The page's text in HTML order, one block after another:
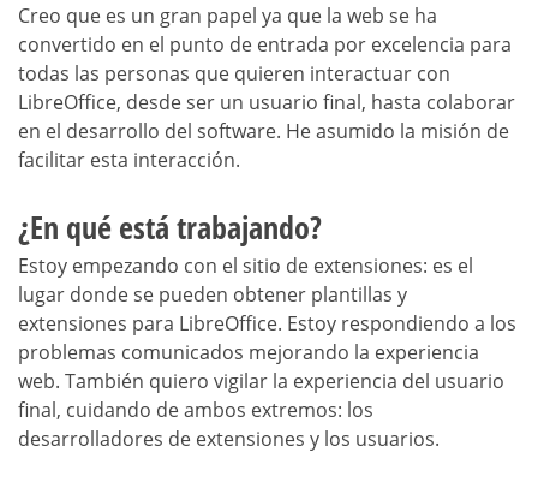
Creo que es un gran papel ya que la web se ha
convertido en el punto de entrada por excelencia para
todas las personas que quieren interactuar con
LibreOffice, desde ser un usuario final, hasta colaborar
en el desarrollo del software. He asumido la misión de
facilitar esta interacción.
¿En qué está trabajando?
Estoy empezando con el sitio de extensiones: es el
lugar donde se pueden obtener plantillas y
extensiones para LibreOffice. Estoy respondiendo a los
problemas comunicados mejorando la experiencia
web. También quiero vigilar la experiencia del usuario
final, cuidando de ambos extremos: los
desarrolladores de extensiones y los usuarios.